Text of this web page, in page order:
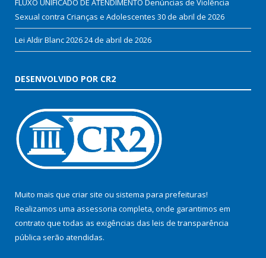
Sexual contra Crianças e Adolescentes 30 de abril de 2026
Lei Aldir Blanc 202624 de abril de 2026
DESENVOLVIDO POR CR2
Muito mais que criar site ou sistema para prefeituras!
Realizamos uma assessoria completa, onde garantimos em
contrato que todas as exigências das leis de transparência
pública serão atendidas.